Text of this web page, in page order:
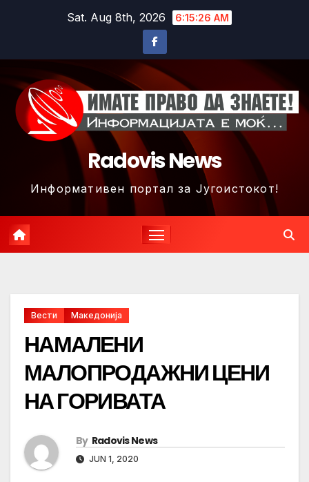
Sat. Aug 8th, 2026 6:15:28 AM
Radovis News
Информативен портал за Југоистокот!
Вести Македонија
НАМАЛЕНИ
МАЛОПРОДАЖНИ ЦЕНИ
НА ГОРИВАТА
By Radovis News
JUN 1, 2020